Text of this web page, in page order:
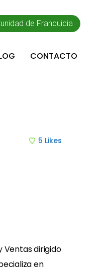
de Franquicia
CONTACTO
5 Likes
Ventas dirigido
en